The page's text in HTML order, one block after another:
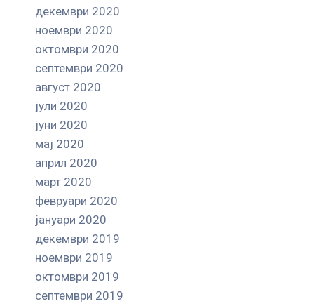
декември 2020
ноември 2020
октомври 2020
септември 2020
август 2020
јули 2020
јуни 2020
мај 2020
април 2020
март 2020
февруари 2020
јануари 2020
декември 2019
ноември 2019
октомври 2019
септември 2019